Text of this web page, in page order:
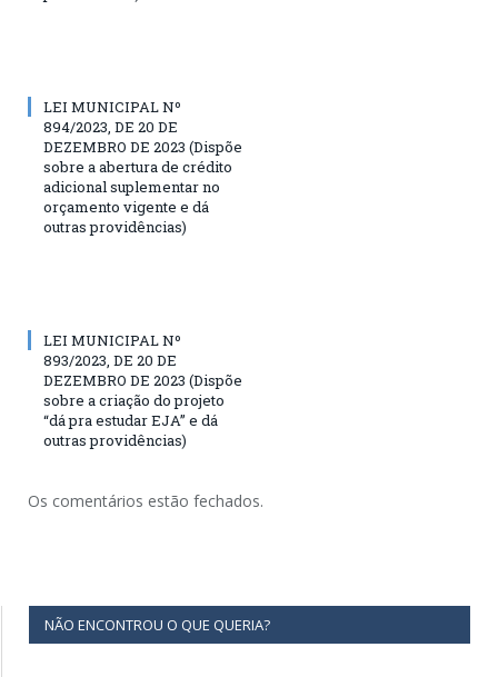
LEI MUNICIPAL Nº
894/2023, DE 20 DE
DEZEMBRO DE 2023 (Dispõe
sobre a abertura de crédito
adicional suplementar no
orçamento vigente e dá
outras providências)
LEI MUNICIPAL Nº
893/2023, DE 20 DE
DEZEMBRO DE 2023 (Dispõe
sobre a criação do projeto
“dá pra estudar EJA” e dá
outras providências)
Os comentários estão fechados.
NÃO ENCONTROU O QUE QUERIA?